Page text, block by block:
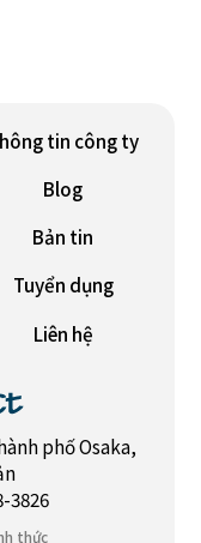
phố Osaka,
3826
thức
Thông tin công ty
Blog
Bản tin
Tuyển dụng
Liên hệ